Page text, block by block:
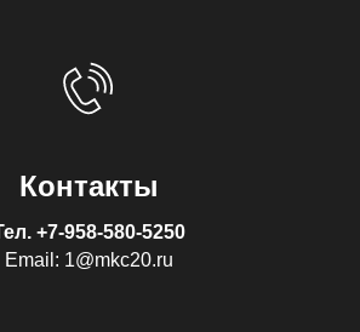
Контакты
+7-958-580-5250
Email: 1@mkc20.ru